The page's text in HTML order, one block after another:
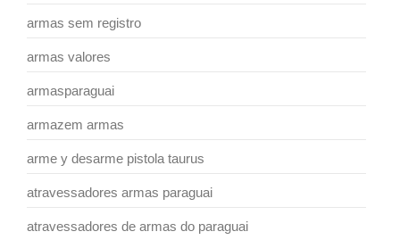
armas sem registro
armas valores
armasparaguai
armazem armas
arme y desarme pistola taurus
atravessadores armas paraguai
atravessadores de armas do paraguai